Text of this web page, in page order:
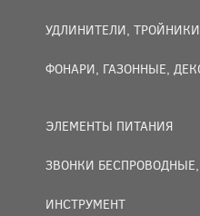
УДЛИНИТЕЛИ,
ФОНАРИ, ГАЗОННЫЕ,
ЭЛЕМЕНТЫ ПИТАНИЯ
ЗВОНКИ
ИНСТРУМЕНТ